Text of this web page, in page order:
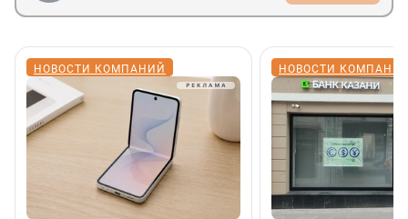
НОВОСТИ КОМПАНИЙ НОВОСТИ